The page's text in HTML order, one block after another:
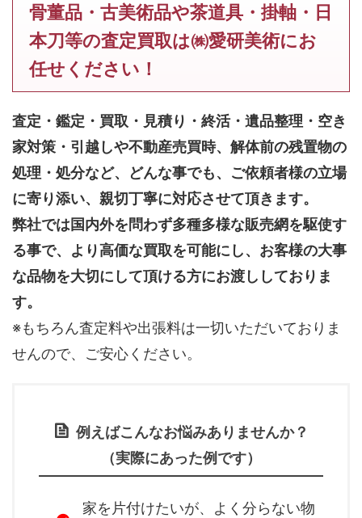
骨董品・古美術品や茶道具・掛軸・日
本刀等の査定買取は㈱愛研美術にお
任せください！
査定・鑑定・買取・見積り・終活・遺品整理・空き
家対策・引越しや不動産売買時、解体前の残置物の
処理・処分など、どんな事でも、 ご依頼者様の立場
に寄り添い、親切丁寧に対応させて頂きます。
弊社では国内外を問わず多種多様な販売網を駆使す
る事で、より高価な買取を可能にし、お客様の大事
な品物を大切にして頂ける方にお渡ししておりま
す。
※もちろん査定料や出張料は一切いただいておりま
せんので、ご安心ください。
例えばこんなお悩みありませんか？
（実際にあった例です）
家を片付けたいが、よく分らない物